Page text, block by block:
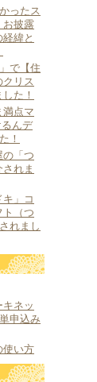
ったス
お披露
緯と
で【住
クリス
た！
満点マ
んデ
！
の「つ
れま
」コ
ト（つ
れまし
ネッ
申込み
使い方